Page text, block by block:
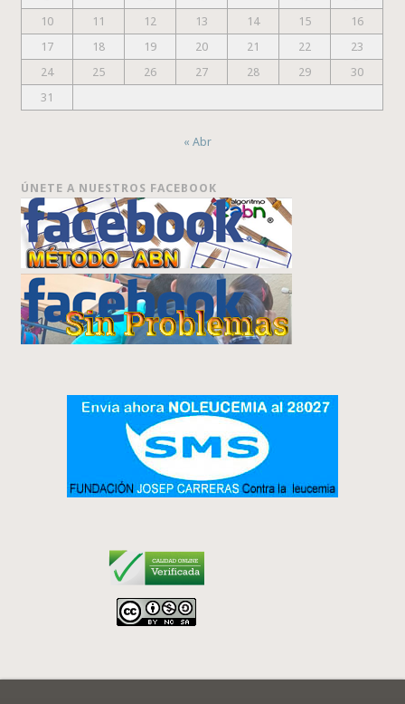
10
11 12 13 14 15
16
17
18 19 20 21 22
23
24
25 26 27 28 29
30
31
« Abr
ÚNETE A NUESTROS FACEBOOK